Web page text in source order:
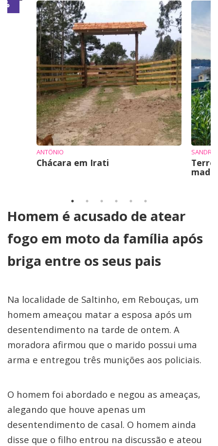
ANTÔNIO
Chácara em Irati
mad
Homem é acusado de atear
fogo em moto da família após
briga entre os seus pais
Na localidade de Saltinho, em Rebouças, um
homem ameaçou matar a esposa após um
desentendimento na tarde de ontem. A
moradora afirmou que o marido possui uma
arma e entregou três munições aos policiais.
O homem foi abordado e negou as ameaças,
alegando que houve apenas um
desentendimento de casal. O homem ainda
disse que o filho entrou na discussão e ateou